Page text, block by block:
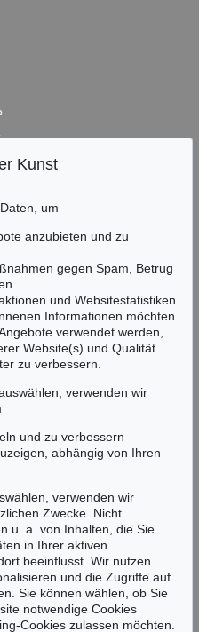
verpassen!
rechtzeitig.
anmelden >
Kunst
um
anzubieten und zu
gegen Spam, Betrug
und Websitestatistiken
Informationen möchten
verwendet werden,
Website(s) und Qualität
zu verbessern.
verwenden wir
und zu verbessern
abhängig von Ihren
verwenden wir
Zwecke. Nicht
u. a. von Inhalten, die Sie
in Ihrer aktiven
beeinflusst. Wir nutzen
und die Zugriffe auf
Sie können wählen, ob Sie
notwendige Cookies
Cookies zulassen möchten.